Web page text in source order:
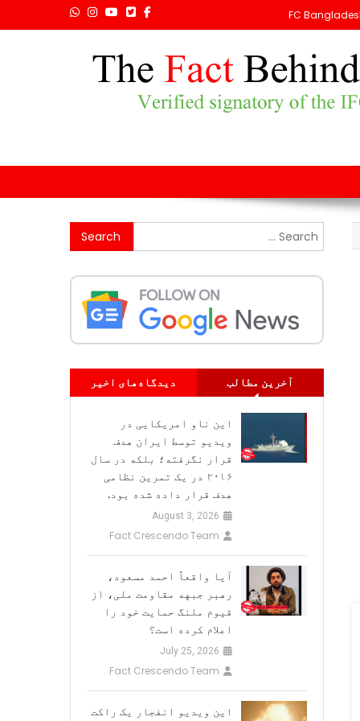
FC
Search
for:
آخرین مطالب دیدگاه‌های اخیر
این ناو امریکایی در
ویدیو توسط ایران هدف
قرار نگرفته؛ بلکه در سال
۲۰۱۶ در یک تمرین نظامی
هدف قرار داده شده بود.
August 3, 2026
Fact Crescendo Team
آیا واقعاً احمد مسعود،
رهبر جبهه مقاومت ملی، از
قیوم ملنگ حمایت خود را
اعلام کرده است؟
July 25, 2026
Fact Crescendo Team
این ویدیو انفجار یک راکت